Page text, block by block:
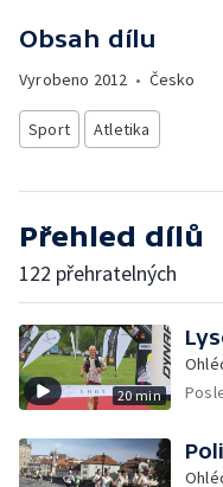
Obsah dílu
Vyrobeno 2012 • Česko
Sport Atletika
Přehled dílů
122 přehratelných
20 min